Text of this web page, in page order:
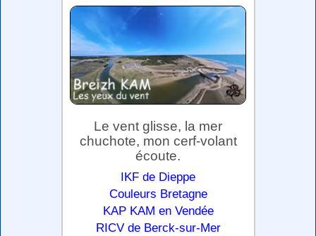
Le vent glisse, la mer
chuchote, mon cerf-volant
écoute.
IKF de Dieppe
Couleurs Bretagne
KAP KAM en Vendée
RICV de Berck-sur-Mer